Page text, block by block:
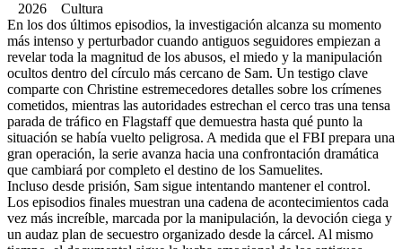
2026 Cultura
En los dos últimos episodios, la investigación alcanza su momento
más intenso y perturbador cuando antiguos seguidores empiezan a
revelar toda la magnitud de los abusos, el miedo y la manipulación
ocultos dentro del círculo más cercano de Sam. Un testigo clave
comparte con Christine estremecedores detalles sobre los crímenes
cometidos, mientras las autoridades estrechan el cerco tras una tensa
parada de tráfico en Flagstaff que demuestra hasta qué punto la
situación se había vuelto peligrosa. A medida que el FBI prepara una
gran operación, la serie avanza hacia una confrontación dramática
que cambiará por completo el destino de los Samuelites.
Incluso desde prisión, Sam sigue intentando mantener el control.
Los episodios finales muestran una cadena de acontecimientos cada
vez más increíble, marcada por la manipulación, la devoción ciega y
un audaz plan de secuestro organizado desde la cárcel. Al mismo